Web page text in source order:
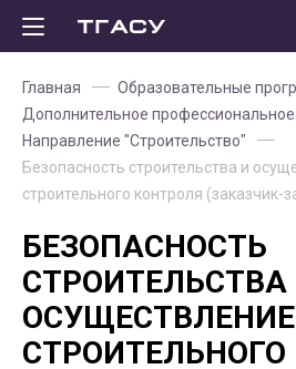
Главная
Образовательные
Дополнительное
Направление "Строительство"
Безопасность строительства и
строительного контроля (заказчик-
БЕЗОПАСНОСТЬ
СТРОИТЕЛЬСТВА
ОСУЩЕСТВЛЕНИЕ
СТРОИТЕЛЬНОГО